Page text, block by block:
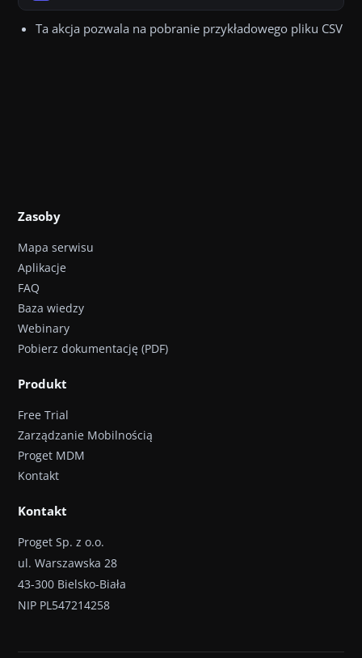
Ta akcja pozwala na pobranie przykładowego pliku CSV
Zasoby
Mapa serwisu
Aplikacje
FAQ
Baza wiedzy
Webinary
Pobierz dokumentację (PDF)
Produkt
Free Trial
Zarządzanie Mobilnością
Proget MDM
Kontakt
Kontakt
Proget Sp. z o.o.
ul. Warszawska 28
43-300 Bielsko-Biała
NIP PL547214258